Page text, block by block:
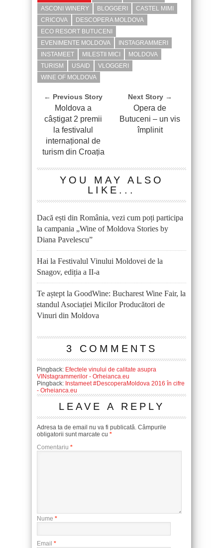
ASCONI WINERY
BLOGGERI
CASTEL MIMI
CRICOVA
DESCOPERA MOLDOVA
ECO RESORT BUTUCENI
EVENIMENTE MOLDOVA
INSTAGRAMMERI
INSTAMEET
MILESTII MICI
MOLDOVA
TURISM
USAID
VLOGGERI
WINE OF MOLDOVA
← Previous Story
Moldova a
câștigat 2 premii
la festivalul
internațional de
turism din Croația
Next Story →
Opera de
Butuceni – un vis
împlinit
YOU MAY ALSO
LIKE...
Dacă ești din România, vezi cum poți participa
la campania „Wine of Moldova Stories by
Diana Pavelescu”
Hai la Festivalul Vinului Moldovei de la
Snagov, ediția a II-a
Te aștept la GoodWine: Bucharest Wine Fair, la
standul Asociației Micilor Producători de
Vinuri din Moldova
3 COMMENTS
Pingback: Efectele vinului de calitate asupra
VINstagrammerilor - Orheianca.eu
Pingback: Instameet #DescoperaMoldova 2016 în cifre
- Orheianca.eu
LEAVE A REPLY
Adresa ta de email nu va fi publicată. Câmpurile
obligatorii sunt marcate cu *
Comentariu *
Nume *
Email *